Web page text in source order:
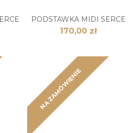
PODSTAWKA MIDI SERCE
170,00 zł
NA ZAMÓWIENIE